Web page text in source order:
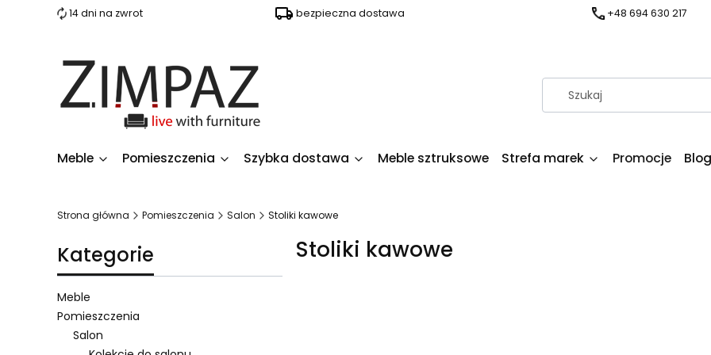
14 dni na zwrot bezpieczna dostawa +48 694 630 217
Meble Pomieszczenia Szybka dostawa Meble sztruksowe Strefa marek Promocje Blog
Strona główna Pomieszczenia Salon Stoliki kawowe
Kategorie
Meble
Pomieszczenia
Salon
Stoliki kawowe